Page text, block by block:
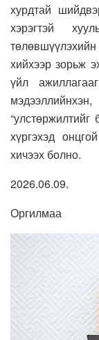
хурдтай
хэрэгтэй
хийхээр зорьж
үйл
хүргэхэд
хичээх болно.
2026.06.09.
Оргилмаа